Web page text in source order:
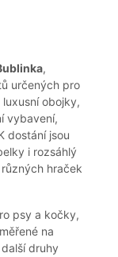
,
určených pro
obojky,
vybavení,
dostání jsou
i rozsáhlý
hraček
psy a kočky,
na
druhy